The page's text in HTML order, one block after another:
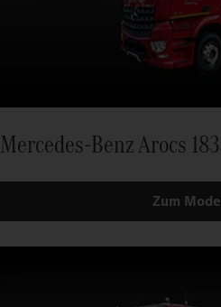
Mercedes-Benz Arocs
Zum